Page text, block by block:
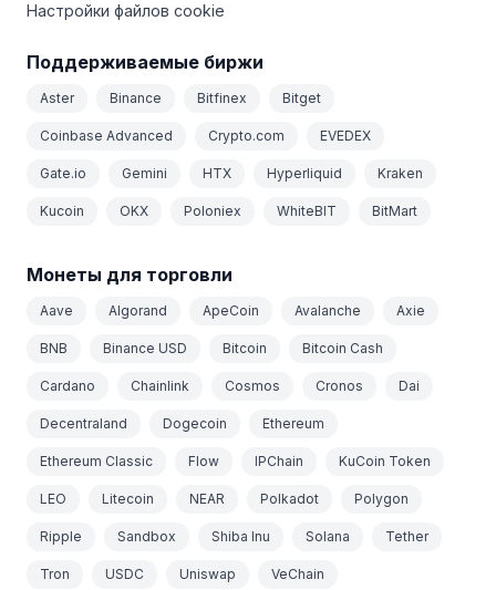
Настройки файлов cookie
Поддерживаемые биржи
Aster Binance Bitfinex Bitget
Coinbase Advanced Crypto.com EVEDEX
Gate.io Gemini HTX Hyperliquid Kraken
Kucoin OKX Poloniex WhiteBIT BitMart
Монеты для торговли
Aave Algorand ApeCoin Avalanche Axie
BNB Binance USD Bitcoin Bitcoin Cash
Cardano Chainlink Cosmos Cronos Dai
Decentraland Dogecoin Ethereum
Ethereum Classic Flow IPChain KuCoin Token
LEO Litecoin NEAR Polkadot Polygon
Ripple Sandbox Shiba Inu Solana Tether
Tron USDC Uniswap VeChain